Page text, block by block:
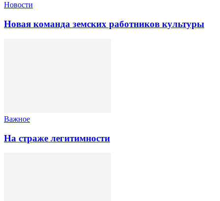
Новости
Новая команда земских работников культуры
Важное
На страже легитимности